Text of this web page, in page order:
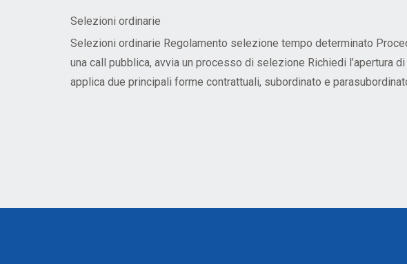
Parte tecnica
Selezioni ordinarie
Selezioni ordinarie Regolamento selezione tempo determinato
una call pubblica, avvia un processo di selezione Richiedi l’apertura
applica due principali forme contrattuali, subordinato e